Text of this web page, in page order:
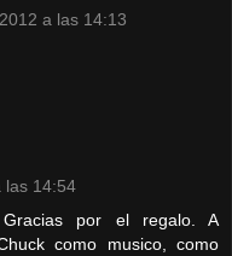
a las 14:13
las 14:54
por el regalo. A
como musico, como